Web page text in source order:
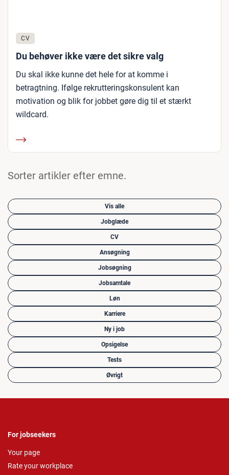
CV
Du behøver ikke være det sikre valg
Du skal ikke kunne det hele for at komme i
betragtning. Ifølge rekrutteringskonsulent kan
motivation og blik for jobbet gøre dig til et stærkt
wildcard.
Sorter artikler efter emne.
Vis alle
Jobglæde
CV
Ansøgning
Jobsøgning
Jobsamtale
Løn
Karriere
Ny i job
Opsigelse
Tests
Øvrigt
For jobseekers
Your page
Rate your workplace